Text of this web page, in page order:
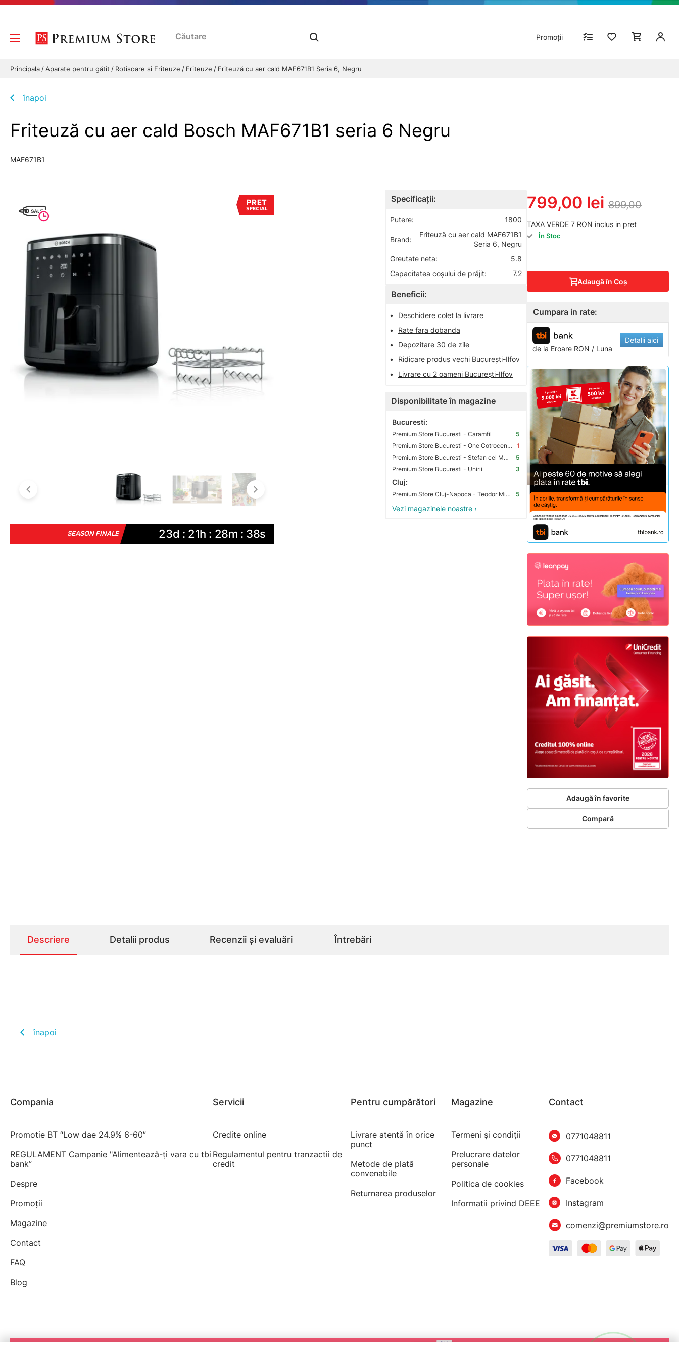
Promoții
Principala Aparate pentru gătit Rotisoare si Friteuze Friteuze Friteuză cu aer cald MAF671B1 Seria 6, Negru
înapoi
Friteuză cu aer cald Bosch MAF671B1 seria 6 Negru
MAF671B1
SEASON FINALE 23d : 21h : 28m : 38s
Specificații:
Putere: 1800
Brand:
Friteuză cu aer cald MAF671B1
Seria 6, Negru
Greutate neta:
5.8
Capacitatea coșului de prăjit:
7.2
Beneficii:
•
Deschidere colet la livrare
•
Rate fara dobanda
•
Depozitare 30 de zile
•
Ridicare produs vechi București-Ilfov
•
Livrare cu 2 oameni București-Ilfov
Disponibilitate în magazine
Bucuresti:
Premium Store Bucuresti - Caramfil
5
Premium Store Bucuresti - One Cotroceni Park
1
Premium Store Bucuresti - Stefan cel Mare
5
Premium Store Bucuresti - Unirii
3
Cluj:
Premium Store Cluj-Napoca - Teodor Mihali 5
Vezi magazinele noastre ›
799,00 lei 899,00
TAXA VERDE 7 RON inclus in pret
În Stoc
Adaugă în Coş
Cumpara in rate:
de la Eroare RON / Luna
Detalii aici
Adaugă în favorite
Compară
Descriere Detalii produs Recenzii și evaluări Întrebări
înapoi
Compania
Promotie BT “Low dae 24.9% 6-60”
REGULAMENT Campanie "Alimentează-ți vara cu tbi
bank”
Despre
Promoții
Magazine
Contact
FAQ
Blog
Servicii
Credite online
Regulamentul pentru tranzactii de
credit
Pentru cumpărători
Livrare atentă în orice
punct
Metode de plată
convenabile
Returnarea produselor
Magazine
Termeni şi condiţii
Prelucrare datelor
personale
Politica de cookies
Informatii privind DEEE
Contact
0771048811
0771048811
Facebook
Instagram
comenzi@premiumstore.ro